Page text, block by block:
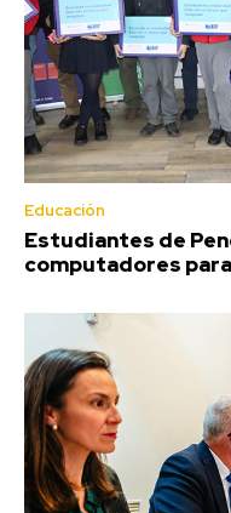
Educación
Estudiantes de
computadores